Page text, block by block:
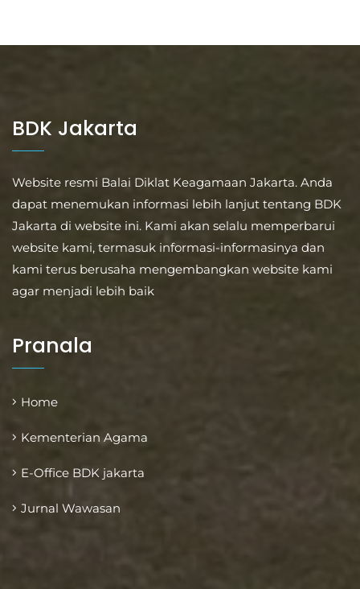
BDK Jakarta
Website resmi Balai Diklat Keagamaan Jakarta. Anda
dapat menemukan informasi lebih lanjut tentang BDK
Jakarta di website ini. Kami akan selalu memperbarui
website kami, termasuk informasi-informasinya dan
kami terus berusaha mengembangkan website kami
agar menjadi lebih baik
Pranala
Home
Kementerian Agama
E-Office BDK jakarta
Jurnal Wawasan